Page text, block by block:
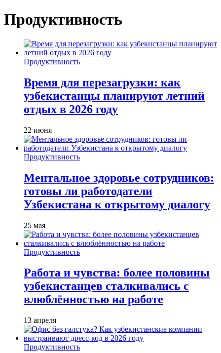
Продуктивность
Продуктивность
Время для перезагрузки: как
узбекистанцы планируют летний
отдых в 2026 году
22 июня
Продуктивность
Ментальное здоровье сотрудников:
готовы ли работодатели
Узбекистана к открытому диалогу
25 мая
Продуктивность
Работа и чувства: более половины
узбекистанцев сталкивались с
влюблённостью на работе
13 апреля
Продуктивность